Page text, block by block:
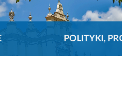
POLITYKI,